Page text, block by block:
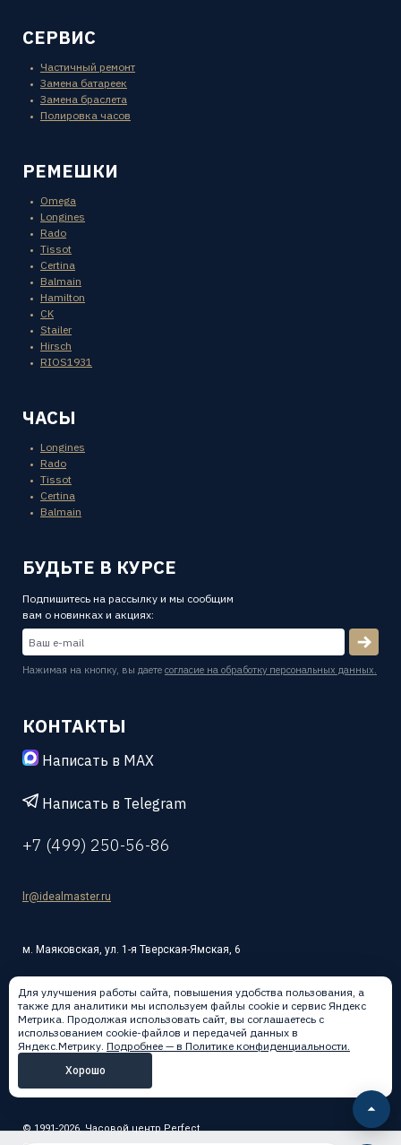
СЕРВИС
Частичный ремонт
Замена батареек
Замена браслета
Полировка часов
РЕМЕШКИ
Omega
Longines
Rado
Tissot
Certina
Balmain
Hamilton
CK
Stailer
Hirsch
RIOS1931
ЧАСЫ
Longines
Rado
Tissot
Certina
Balmain
БУДЬТЕ В КУРСЕ
Подпишитесь на рассылку и мы сообщим
вам о новинках и акциях:
Нажимая на кнопку, вы даете согласие на обработку персональных данных.
КОНТАКТЫ
Написать в MAX
Написать в Telegram
+7 (499) 250-56-86
lr@idealmaster.ru
м. Маяковская, ул. 1-я Тверская-Ямская, 6
Написать в:
© 1991-2026, Часовой центр Perfect
Для улучшения работы сайта, повышения удобства пользования, а
также для аналитики мы используем файлы cookie и сервис Яндекс
Метрика. Продолжая использовать сайт, вы соглашаетесь с
использованием cookie-файлов и передачей данных в
Яндекс.Метрику. Подробнее — в Политике конфиденциальности.
Хорошо